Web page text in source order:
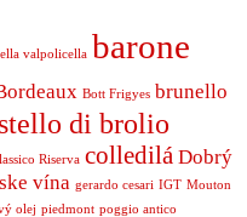
valpolicella barone
Bott Frigyes brunello
di brolio
Riserva colledilá Dobrý
vína gerardo cesari IGT Mouton
olej piedmont poggio antico